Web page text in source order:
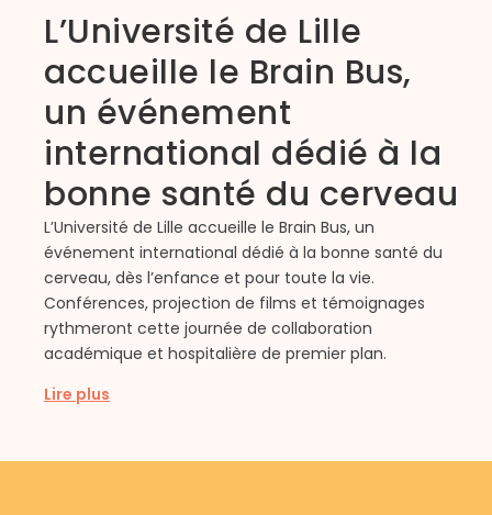
L’Université de Lille
accueille le Brain Bus,
un événement
international dédié à la
bonne santé du cerveau
L’Université de Lille accueille le Brain Bus, un
événement international dédié à la bonne santé du
cerveau, dès l’enfance et pour toute la vie.
Conférences, projection de films et témoignages
rythmeront cette journée de collaboration
académique et hospitalière de premier plan.
Lire plus